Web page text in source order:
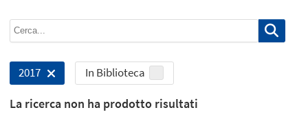
2017 In Biblioteca
La ricerca non ha prodotto risultati